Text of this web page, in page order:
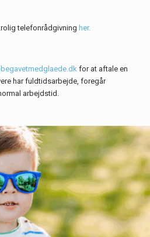
telefonrådgivning her.
for at aftale en
har fuldtidsarbejde, foregår
arbejdstid.